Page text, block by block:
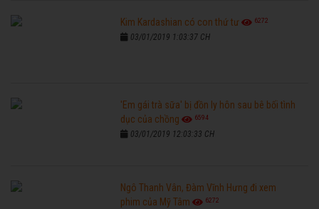
Kim Kardashian có con thứ tư 6272
03/01/2019 1:03:37 CH
'Em gái trà sữa' bị đồn ly hôn sau bê bối tình
dục của chồng
6594
03/01/2019 12:03:33 CH
Ngô Thanh Vân, Đàm Vĩnh Hưng đi xem
phim của Mỹ Tâm
6272